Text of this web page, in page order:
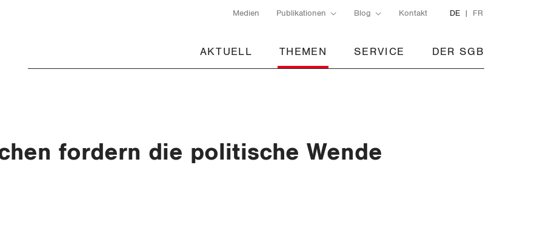
Medien Publikationen Blog Kontakt DE FR
AKTUELL THEMEN SERVICE DER SGB
fordern die politische Wende